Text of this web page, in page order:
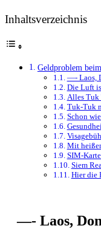
Inhaltsverzeichnis
Geldproblem
—- Laos,
Die Luft
Alles Tuk
Tuk-Tuk
Schon
Mit
SIM-
Siem
Hier die
—- Laos,